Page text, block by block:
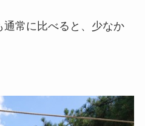
通常に比べると、少なか